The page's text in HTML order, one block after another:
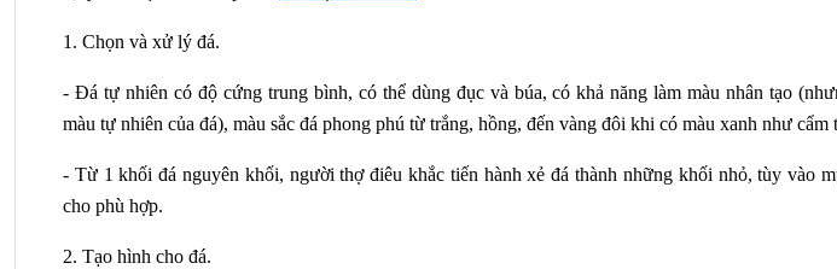
1. Chọn và xử lý đá.
- Đá tự nhiên có độ cứng trung bình, có thể dùng đục và búa, có khả năng làm màu nhân tạo
màu tự nhiên của đá), màu sắc đá phong phú từ trắng, hồng, đến vàng đôi khi có màu xanh như cẩm
- Từ 1 khối đá nguyên khối, người thợ điêu khắc tiến hành xẻ đá thành những khối nhỏ, tùy vào
cho phù hợp.
2. Tạo hình cho đá.